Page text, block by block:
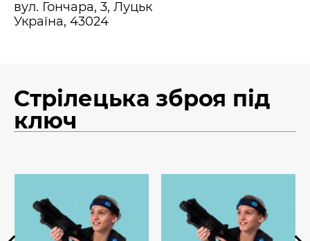
вул. Гончара, 3, Луцьк
Україна, 43024
Стрілецька зброя під
ключ